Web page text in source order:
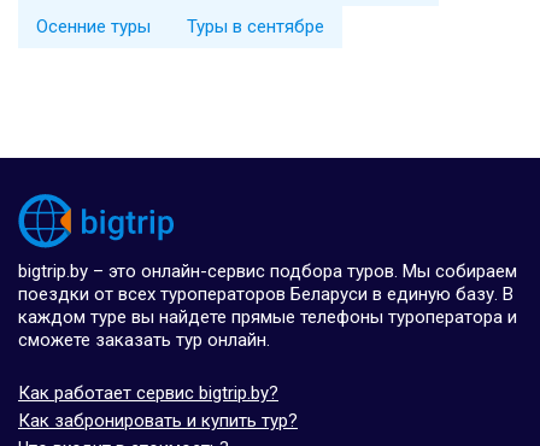
Осенние туры
Туры в сентябре
bigtrip.by – это онлайн-сервис подбора туров. Мы собираем
поездки от всех туроператоров Беларуси в единую базу. В
каждом туре вы найдете прямые телефоны туроператора и
сможете заказать тур онлайн.
Как работает сервис bigtrip.by?
Как забронировать и купить тур?